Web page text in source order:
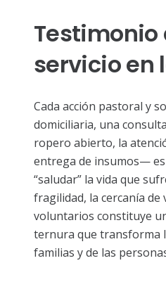
Testimonio
servicio en
Cada acción pastoral y
domiciliaria, una
ropero abierto, la
entrega de insumos—
“saludar” la vida que
fragilidad, la cercanía de
voluntarios constituye
ternura que transforma
familias y de las